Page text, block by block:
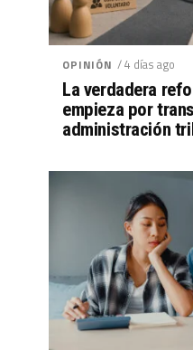
OPINIÓN / 4 días ago
La verdadera
empieza por
administración